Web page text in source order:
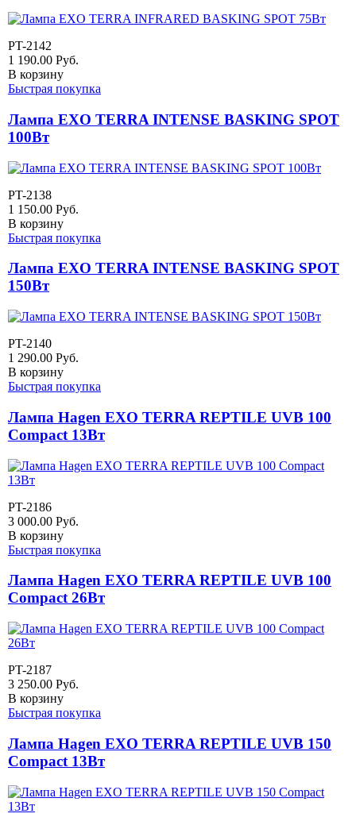
PT-2142
1 190.00 Руб.
В корзину
Быстрая покупка
Лампа EXO TERRA INTENSE BASKING SPOT
100Вт
PT-2138
1 150.00 Руб.
В корзину
Быстрая покупка
Лампа EXO TERRA INTENSE BASKING SPOT
150Вт
PT-2140
1 290.00 Руб.
В корзину
Быстрая покупка
Лампа Hagen EXO TERRA REPTILE UVB 100
Compact 13Вт
PT-2186
3 000.00 Руб.
В корзину
Быстрая покупка
Лампа Hagen EXO TERRA REPTILE UVB 100
Compact 26Вт
PT-2187
3 250.00 Руб.
В корзину
Быстрая покупка
Лампа Hagen EXO TERRA REPTILE UVB 150
Compact 13Вт